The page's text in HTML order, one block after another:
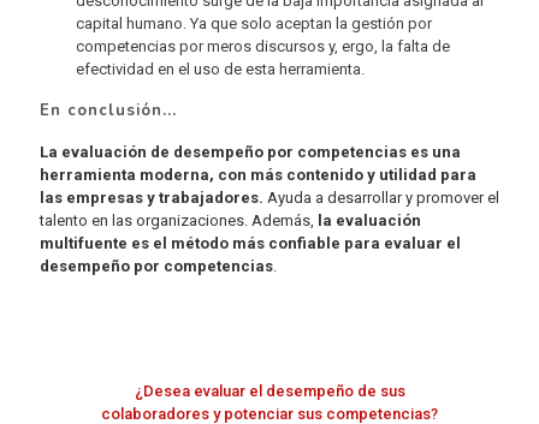
capital humano. Ya que solo aceptan la gestión por
competencias por meros discursos y, ergo, la falta de
efectividad en el uso de esta herramienta.
En conclusión...
La evaluación de desempeño por competencias es una
herramienta moderna, con más contenido y utilidad para
las empresas y trabajadores. Ayuda a desarrollar y promover el
talento en las organizaciones. Además,
la evaluación
multifuente es el método más confiable para evaluar el
desempeño por competencias
¿Desea evaluar el desempeño de sus
colaboradores y potenciar sus competencias?